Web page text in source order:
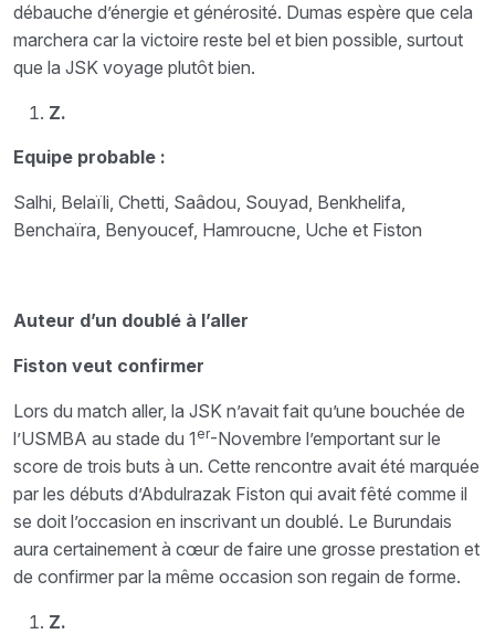
débauche d’énergie et générosité. Dumas espère que cela
marchera car la victoire reste bel et bien possible, surtout
que la JSK voyage plutôt bien.
Z.
Equipe probable :
Salhi, Belaïli, Chetti, Saâdou, Souyad, Benkhelifa,
Benchaïra, Benyoucef, Hamroucne, Uche et Fiston
Auteur d’un doublé à l’aller
Fiston veut confirmer
Lors du match aller, la JSK n’avait fait qu’une bouchée de
l’USMBA au stade du 1 er-Novembre l’emportant sur le
score de trois buts à un. Cette rencontre avait été marquée
par les débuts d’Abdulrazak Fiston qui avait fêté comme il
se doit l’occasion en inscrivant un doublé. Le Burundais
aura certainement à cœur de faire une grosse prestation et
de confirmer par la même occasion son regain de forme.
Z.